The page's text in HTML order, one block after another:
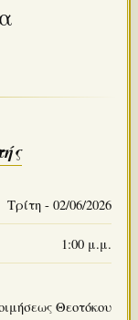
Τρίτη - 02/06/2026
1:00 μ.μ.
Θεοτόκου